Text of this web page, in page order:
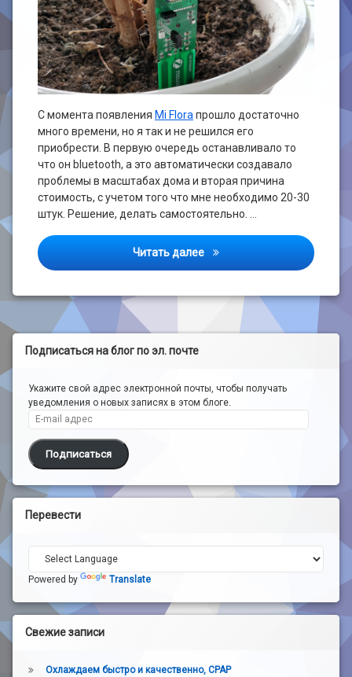
С момента появления Mi Floraпрошло достаточно
много времени, но я так и не решился его
приобрести. В первую очередь останавливало то
что он bluetooth, а это автоматически создавало
проблемы в масштабах дома и вторая причина
стоимость, с учетом того что мне необходимо 20-30
штук. Решение, делать самостоятельно. …
Читать далее Сенсор влажности почвы
Подписаться на блог по эл. почте
Укажите свой адрес электронной почты, чтобы получать
уведомления о новых записях в этом блоге.
E-mail адрес
Подписаться
Перевести
Powered by Translate
Свежие записи
Охлаждаем быстро и качественно, CPAP